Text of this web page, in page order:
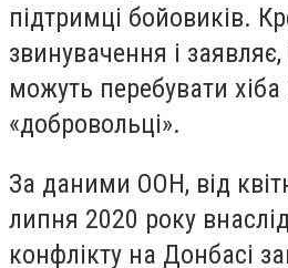
підтримці бойовиків.
звинувачення і
можуть перебувати хіба
«добровольці».
За даними ООН, від
липня 2020 року
конфлікту на Донбасі